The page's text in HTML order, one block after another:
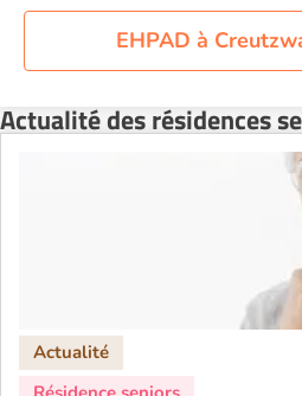
EHPAD à
Actualité des résidences